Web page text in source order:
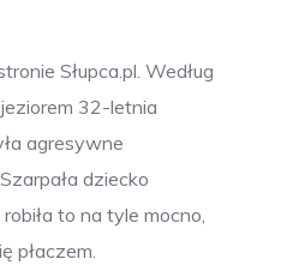
Słupca.pl. Według
32-letnia
agresywne
dziecko
to na tyle mocno,
płaczem.